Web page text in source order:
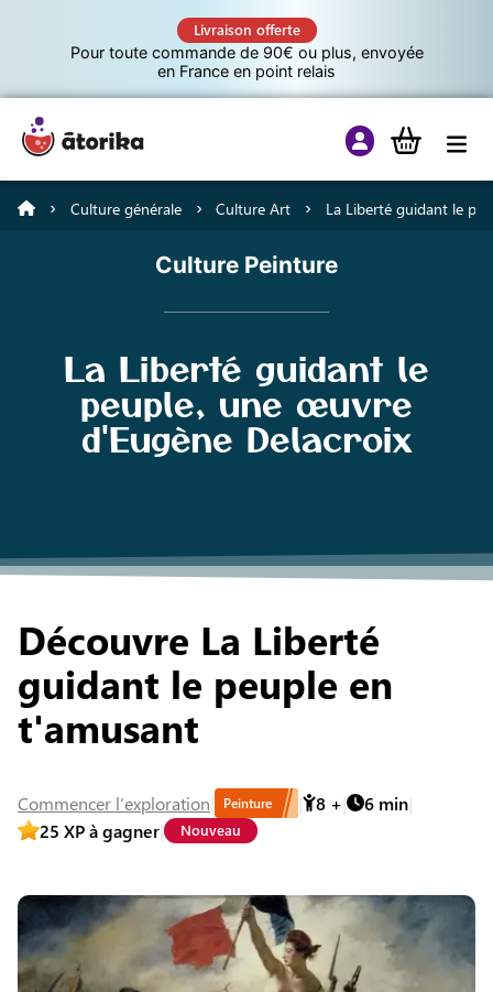
Livraison offerte
Pour toute commande de 90€ ou plus, envoyée
en France en point relais
Jeux éducatifs
Culture G
Culture générale Culture Art La Liberté guidant le
Culture Peinture
La Liberté guidant le
peuple, une œuvre
d'Eugène Delacroix
Découvre La Liberté
guidant le peuple en
t'amusant
Commencer l’exploration Peinture 8 + 6 min
25 XP à gagner Nouveau